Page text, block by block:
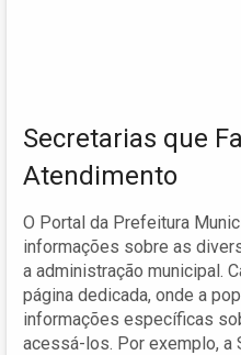
Secretarias que
Atendimento
O Portal da Prefeitura
informações sobre as
a administração municipal.
página dedicada, onde a
informações específicas
acessá-los. Por exemplo, a